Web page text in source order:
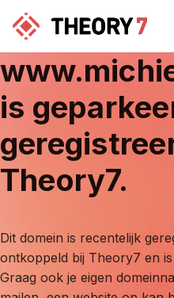
is
Theory7.
Dit domein is recentelijk
ontkoppeld bij Theory7 en
Graag ook je eigen